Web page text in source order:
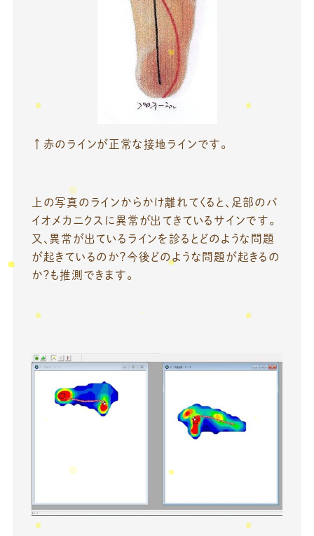
↑赤のラインが正常な接地ラインです。
上の写真のラインからかけ離れてくると、足部のバ
イオメカニクスに異常が出てきているサインです。
又、異常が出ているラインを診るとどのような問題
が起きているのか？今後どのような問題が起きるの
か？も推測できます。